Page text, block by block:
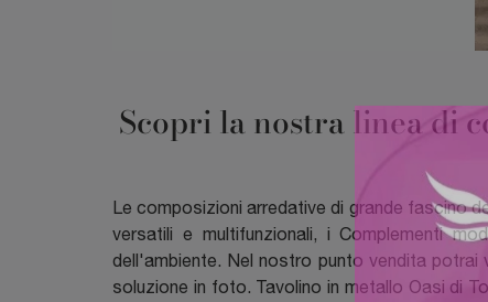
Scopri la nostra linea di
Le composizioni arredative di grande fascino
versatili e multifunzionali, i Complementi
dell'ambiente. Nel nostro punto vendita potrai
soluzione in foto. Tavolino in metallo Oasi di